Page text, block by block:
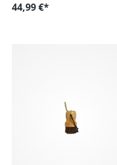
44,99 €*